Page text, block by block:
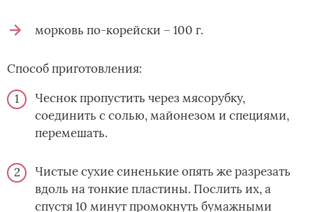
морковь по-корейски – 100 г.
Способ приготовления:
Чеснок пропустить через мясорубку,
соединить с солью, майонезом и специями,
перемешать.
Чистые сухие синенькие опять же разрезать
вдоль на тонкие пластины. Послить их, а
спустя 10 минут промокнуть бумажными